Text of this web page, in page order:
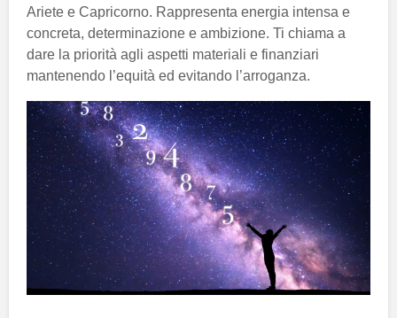
Ariete e Capricorno. Rappresenta energia intensa e
concreta, determinazione e ambizione. Ti chiama a
dare la priorità agli aspetti materiali e finanziari
mantenendo l’equità ed evitando l’arroganza.